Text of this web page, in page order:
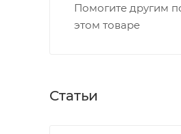
Помогите другим
этом товаре
Статьи